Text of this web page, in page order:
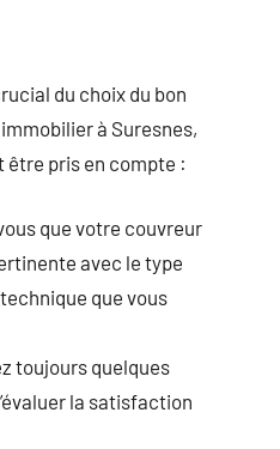
du choix du bon
à Suresnes,
être pris en compte :
que votre couvreur
avec le type
que vous
toujours quelques
la satisfaction